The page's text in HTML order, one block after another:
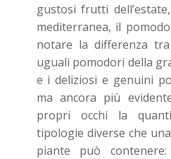
gustosi frutti
mediterranea, il
notare la differenza
uguali pomodori della
e i deliziosi e genuini
ma ancora più
propri occhi la
tipologie diverse che
piante può